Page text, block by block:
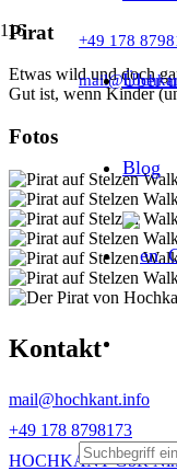
+49 178
Über
Blog
Pirat
Etwas wild und doch
Gut ist, wenn Kinder
Fotos
Kontakt
mail@hochkant.info
+49 178 8798173
HOCHKANT GbR